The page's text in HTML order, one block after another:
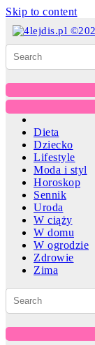
Skip to content
Dieta
Dziecko
Lifestyle
Moda i styl
Horoskop
Sennik
Uroda
W ciąży
W domu
W ogrodzie
Zdrowie
Zima